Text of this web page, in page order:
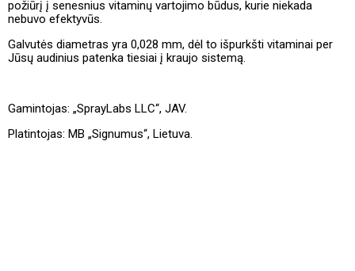
požiūrį į senesnius vitaminų vartojimo būdus, kurie niekada
nebuvo efektyvūs.
Galvutės diametras yra 0,028 mm, dėl to išpurkšti vitaminai per
Jūsų audinius patenka tiesiai į kraujo sistemą.
Gamintojas: „SprayLabs LLC“, JAV.
Platintojas: MB „Signumus“, Lietuva.